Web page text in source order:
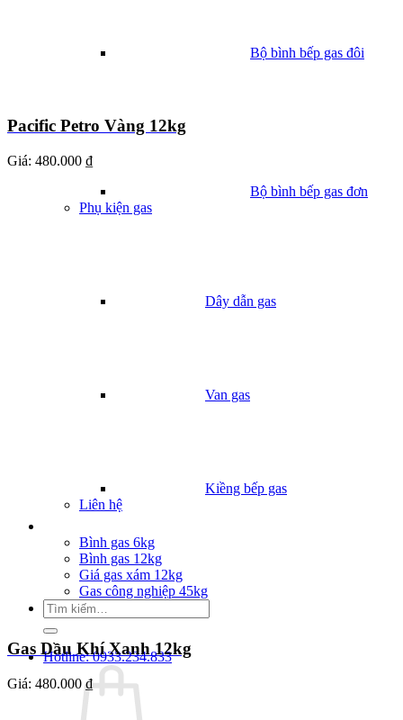
Bộ bình bếp gas đôi
Bộ bình bếp gas đơn
Phụ kiện gas
Dây dẫn gas
Van gas
Kiềng bếp gas
Liên hệ
Bình gas 6kg
Bình gas 12kg
Giá gas xám 12kg
Gas công nghiệp 45kg
Tìm
kiếm:
Hotline: 0933.234.833
Pacific Petro Vàng 12kg
Giá: 480.000 ₫
Gas Dầu Khí Xanh 12kg
Giá: 480.000 ₫